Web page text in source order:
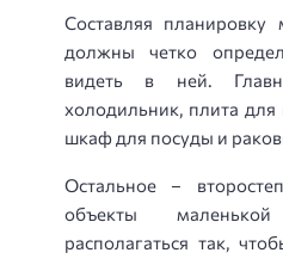
Составляя планировку
должны четко
видеть в ней.
холодильник, плита
шкаф для посуды и
Остальное –
объекты
располагаться так,